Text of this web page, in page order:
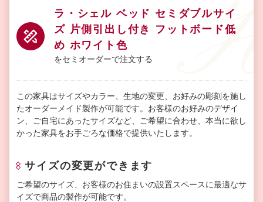
ラ・シェル ベッド セミダブルサイ
ズ 片側引出し付き フットボード低
め ホワイト色
をセミオーダーで注文する
この家具はサイズやカラー、生地の変更、お好みの彫刻を施し
たオーダーメイド製作が可能です。お客様のお好みのデザイ
ン、ご自宅にあったサイズなど、ご希望に合わせ、本当に欲し
かった家具をお手ごろな価格で提供いたします。
サイズの変更ができます
ご希望のサイズ、お客様のお住まいの設置スペースに最適なサ
イズで商品の製作が可能です。